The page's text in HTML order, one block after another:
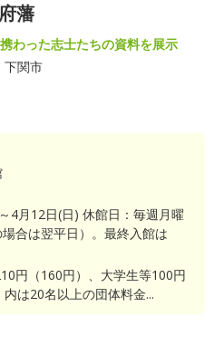
藩
わった志士たちの資料を展示
下関市
4月12日(日) 休館日：毎週月曜
合は翌平日）。最終入館は
円（160円）、大学生等100円
は20名以上の団体料金...